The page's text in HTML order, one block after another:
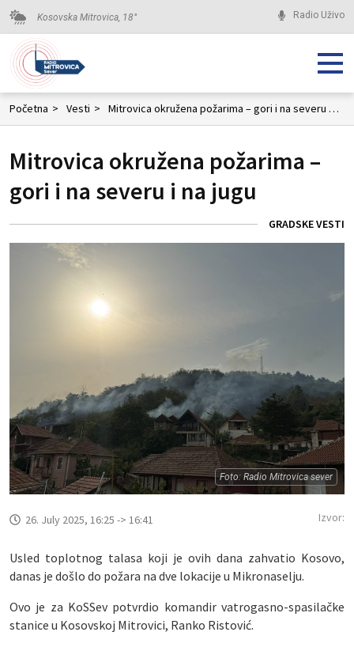
Kosovska Mitrovica, 18° Radio Uživo
Početna > Vesti > Mitrovica okružena požarima – gori i na severu i na jugu
Mitrovica okružena požarima –
gori i na severu i na jugu
GRADSKE VESTI
Foto: Radio Mitrovica sever
26. July 2025, 16:25 -> 16:41 Izvor:
Usled toplotnog talasa koji je ovih dana zahvatio Kosovo,
danas je došlo do požara na dve lokacije u Mikronaselju.
Ovo je za KoSSev potvrdio komandir vatrogasno-spasilačke
stanice u Kosovskoj Mitrovici, Ranko Ristović.